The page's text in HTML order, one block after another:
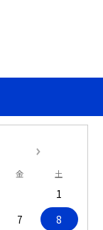
金 土
1
7
8